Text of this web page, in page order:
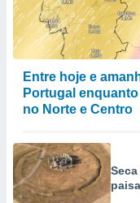
Entre hoje e
Portugal
no Norte e Centro